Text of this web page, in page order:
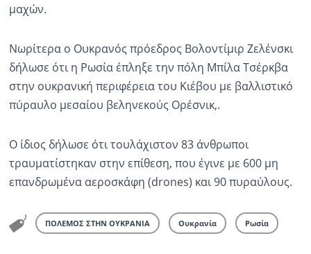
μαχών.
Νωρίτερα ο Ουκρανός πρόεδρος Βολοντίμιρ Ζελένσκι
δήλωσε ότι η Ρωσία έπληξε την πόλη Μπίλα Τσέρκβα
στην ουκρανική περιφέρεια του Κιέβου με βαλλιστικό
πύραυλο μεσαίου βεληνεκούς Ορέσνικ,.
Ο ίδιος δήλωσε ότι τουλάχιστον 83 άνθρωποι
τραυματίστηκαν στην επίθεση, που έγινε με 600 μη
επανδρωμένα αεροσκάφη (drones) και 90 πυραύλους.
ΠΟΛΕΜΟΣ ΣΤΗΝ ΟΥΚΡΑΝΙΑ Ουκρανία Ρωσία